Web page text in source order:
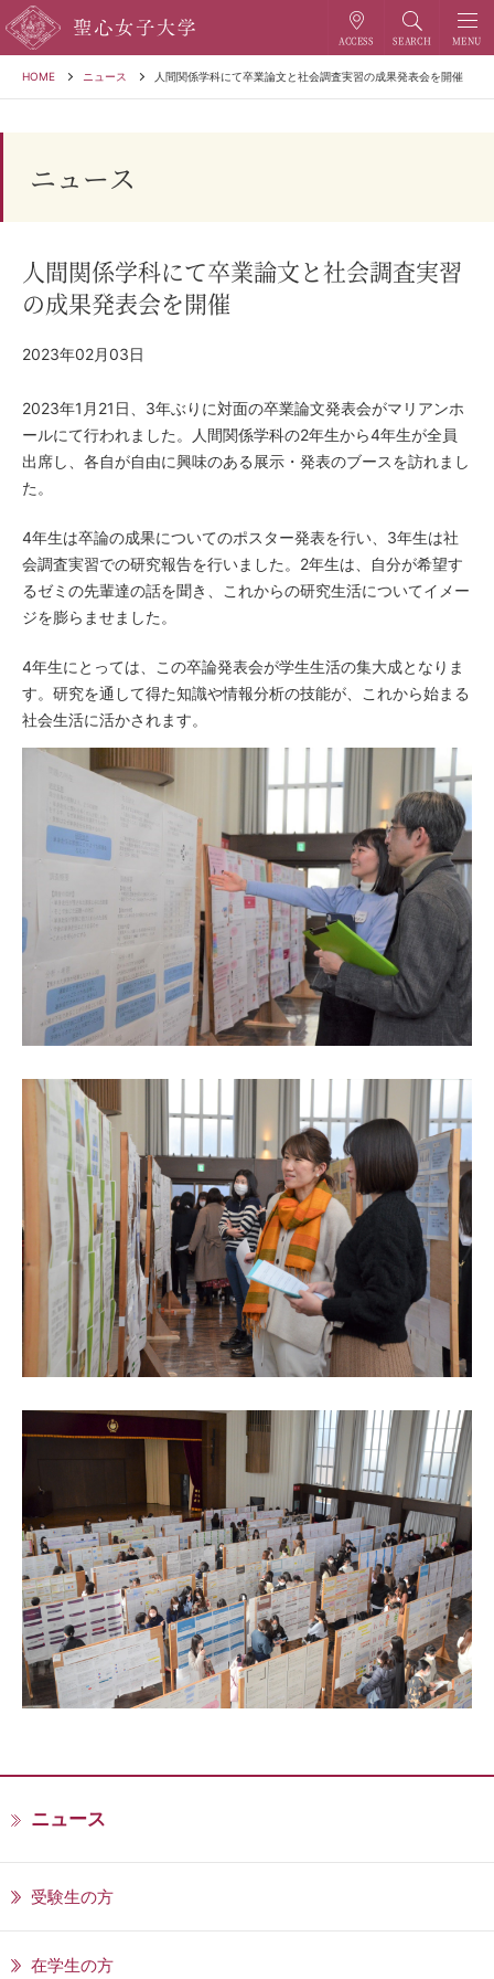
HOME ニュース 人間関係学科にて卒業論文と社会調査実習の成果発表会を開催
ニュース
人間関係学科にて卒業論文と社会調査実習
の成果発表会を開催
2023年02月03日
2023年1月21日、3年ぶりに対面の卒業論文発表会がマリアンホ
ールにて行われました。
人間関係学科の2年生から4年生が全員
出席し、各自が自由に興味のある展示・発表のブースを訪れまし
た。
4年生は卒論の成果についてのポスター発表を行い、3年生は社
会調査実習での研究報告を行いました。2年生は、自分が希望す
るゼミの先輩達の話を聞き、これからの研究生活についてイメー
ジを膨らませました。
4年生にとっては、この卒論発表会が学生生活の集大成となりま
す。研究を通して得た知識や情報分析の技能が、これから始まる
社会生活に活かされます。
ニュース
受験生の方
在学生の方